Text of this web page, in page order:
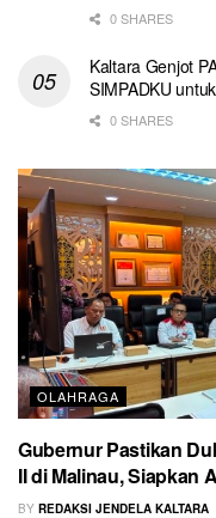
0 SHARES
Kaltara Genjot
SIMPADKU
0 SHARES
OLAHRAGA
Gubernur Pastikan
II di Malinau, Siapkan
BY REDAKSI JENDELA KALTARA